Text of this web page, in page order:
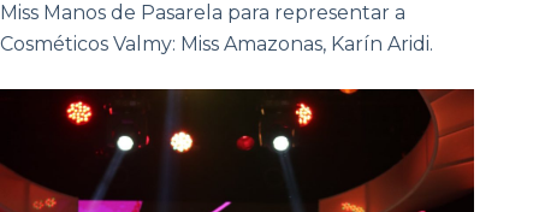
Miss Manos de Pasarela para representar a
Cosméticos Valmy: Miss Amazonas, Karín Aridi.